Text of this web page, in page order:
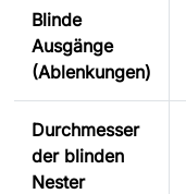
Blinde
Ausgänge
(Ablenkungen)
Durchmesser
der blinden
Nester